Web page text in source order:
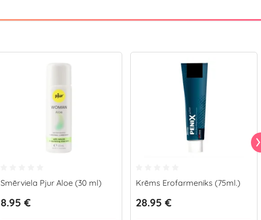
Smērviela Pjur Aloe (30 ml)
8.95 €
Krēms Erofarmeniks (75ml.)
28.95 €